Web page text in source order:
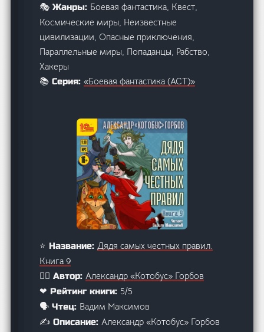
🎭 Жанры: Боевая фантастика, Квест,
Космические миры, Неизвестные
цивилизации, Опасные приключения,
Параллельные миры, Попаданцы, Рабство,
Хакеры
📚 Серия:«Боевая фантастика (АСТ)»
⭐ Название:Дядя самых честных правил.
Книга 9
🙋‍♂️ Автор:Александр «Котобус» Горбов
❤ Рейтинг книги: 5/5
🗣️ Чтец: Вадим Максимов
✍️ Описание:Александр «Котобус» Горбов